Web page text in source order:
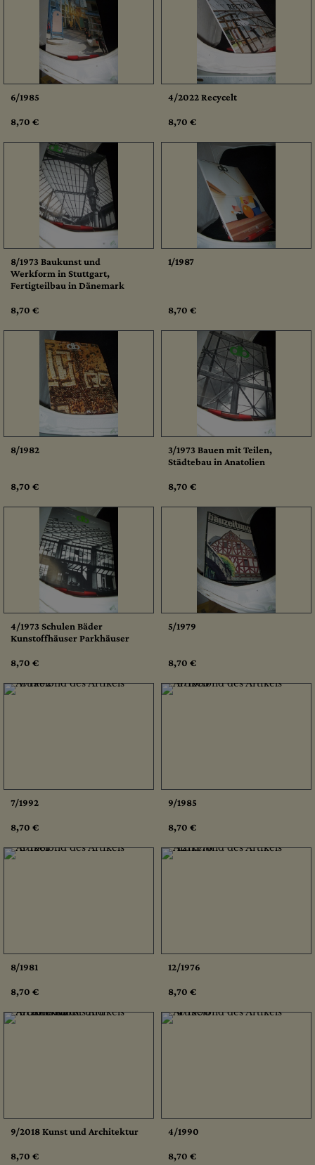
6/1985
8,70 €
4/2022 Recycelt
8,70 €
8/1973 Baukunst und
Werkform in Stuttgart,
Fertigteilbau in Dänemark
8,70 €
1/1987
8,70 €
8/1982
8,70 €
3/1973 Bauen mit Teilen,
Städtebau in Anatolien
8,70 €
4/1973 Schulen Bäder
Kunstoffhäuser Parkhäuser
8,70 €
5/1979
8,70 €
7/1992
8,70 €
9/1985
8,70 €
8/1981
8,70 €
12/1976
8,70 €
9/2018 Kunst und Architektur
8,70 €
4/1990
8,70 €